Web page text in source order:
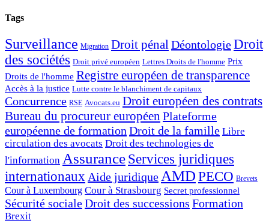
Tags
Surveillance Migration Droit pénalDéontologieDroit
des sociétés Droit privé européen Lettres Droits de l'homme Prix
Droits de l'homme Registre européen de transparence
Accès à la justice Lutte contre le blanchiment de capitaux
Concurrence RSE Avocats.eu Droit européen des contrats
Bureau du procureur européen Plateforme
européenne de formationDroit de la famille Libre
circulation des avocats Droit des technologies de
l'information Assurance Services juridiques
internationauxAide juridique AMD PECO Brevets
Cour à Luxembourg Cour à Strasbourg Secret professionnel
Sécurité socialeDroit des successions Formation
Brexit